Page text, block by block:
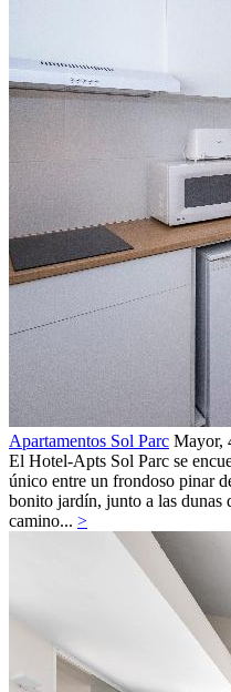
Apartamentos Sol Parc Mayor,
El Hotel-Apts Sol Parc se
único entre un frondoso pinar
bonito jardín, junto a las dunas
camino... >